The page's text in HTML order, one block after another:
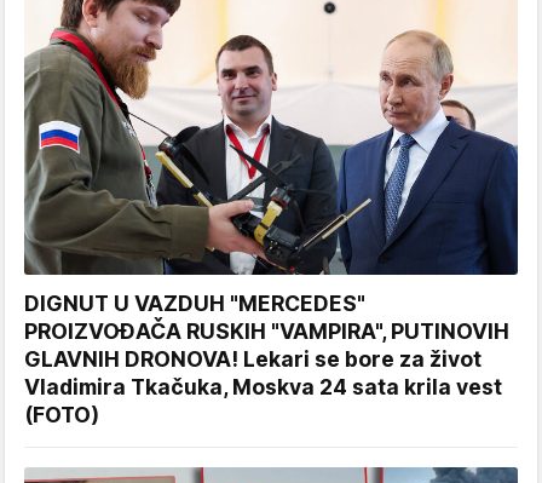
DIGNUT U VAZDUH "MERCEDES"
PROIZVOĐAČA RUSKIH "VAMPIRA", PUTINOVIH
GLAVNIH DRONOVA! Lekari se bore za život
Vladimira Tkačuka, Moskva 24 sata krila vest
(FOTO)